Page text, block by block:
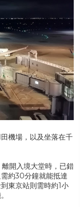
機場，以及坐落在千
開入境大堂時，已錯
約30分鐘就能抵達
東京站則需時約1小